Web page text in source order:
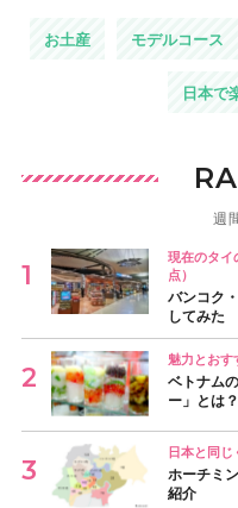
お土産 モデルコース
日本で
週
現在のタイ
点）
バンコク
してみた
魅力とおす
ベトナム
ー」とは？
日本と同
ホーチミ
紹介